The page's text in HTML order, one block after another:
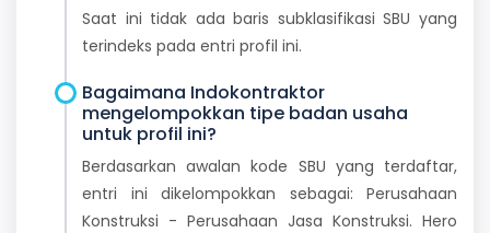
Saat ini tidak ada baris subklasifikasi SBU yang
terindeks pada entri profil ini.
Bagaimana Indokontraktor
mengelompokkan tipe badan usaha
untuk profil ini?
Berdasarkan awalan kode SBU yang terdaftar,
entri ini dikelompokkan sebagai: Perusahaan
Konstruksi - Perusahaan Jasa Konstruksi. Hero